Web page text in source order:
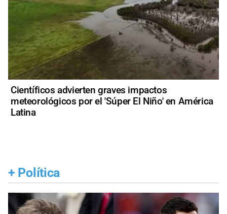
Científicos advierten graves impactos
meteorológicos por el 'Súper El Niño' en América
Latina
+ Política